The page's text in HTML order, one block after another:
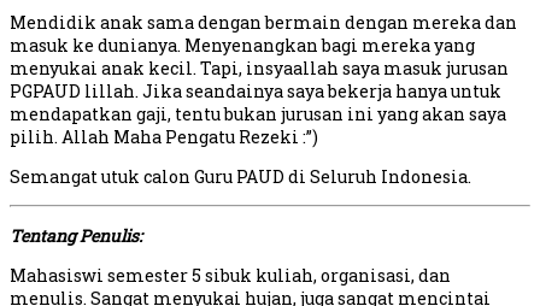
Mendidik anak sama dengan bermain dengan mereka dan
masuk ke dunianya. Menyenangkan bagi mereka yang
menyukai anak kecil. Tapi, insyaallah saya masuk jurusan
PGPAUD lillah. Jika seandainya saya bekerja hanya untuk
mendapatkan gaji, tentu bukan jurusan ini yang akan saya
pilih. Allah Maha Pengatu Rezeki :”)
Semangat utuk calon Guru PAUD di Seluruh Indonesia.
Tentang Penulis:
Mahasiswi semester 5 sibuk kuliah, organisasi, dan
menulis. Sangat menyukai hujan, juga sangat mencintai